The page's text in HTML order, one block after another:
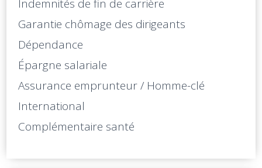
Indemnités de fin de carrière
Garantie chômage des dirigeants
Dépendance
Épargne salariale
Assurance emprunteur / Homme-clé
International
Complémentaire santé